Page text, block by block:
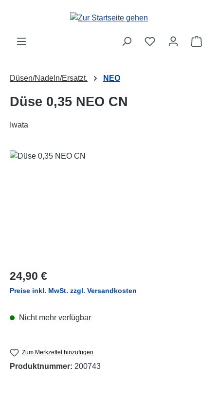
Zum Hauptinhalt springen
Düsen/Nadeln/Ersatzt. NEO
Düse 0,35 NEO CN
Iwata
Bildergalerie überspringen
Regulärer Preis:
24,90 €
Preise inkl. MwSt. zzgl. Versandkosten
Nicht mehr verfügbar
Zum Merkzettel hinzufügen
Produktnummer: 200743